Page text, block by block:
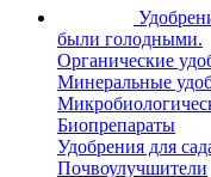
были голодными.
Органические
Минеральные
Биопрепараты
Удобрения для
Почвоулучшители